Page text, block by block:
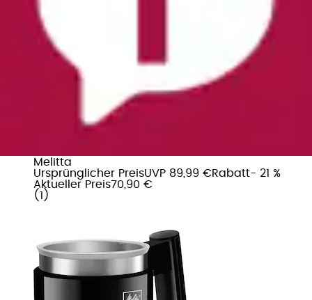
Melitta
Ursprünglicher PreisUVP 89,99 €Rabatt- 21 %
Aktueller Preis70,90 €
( 1 )